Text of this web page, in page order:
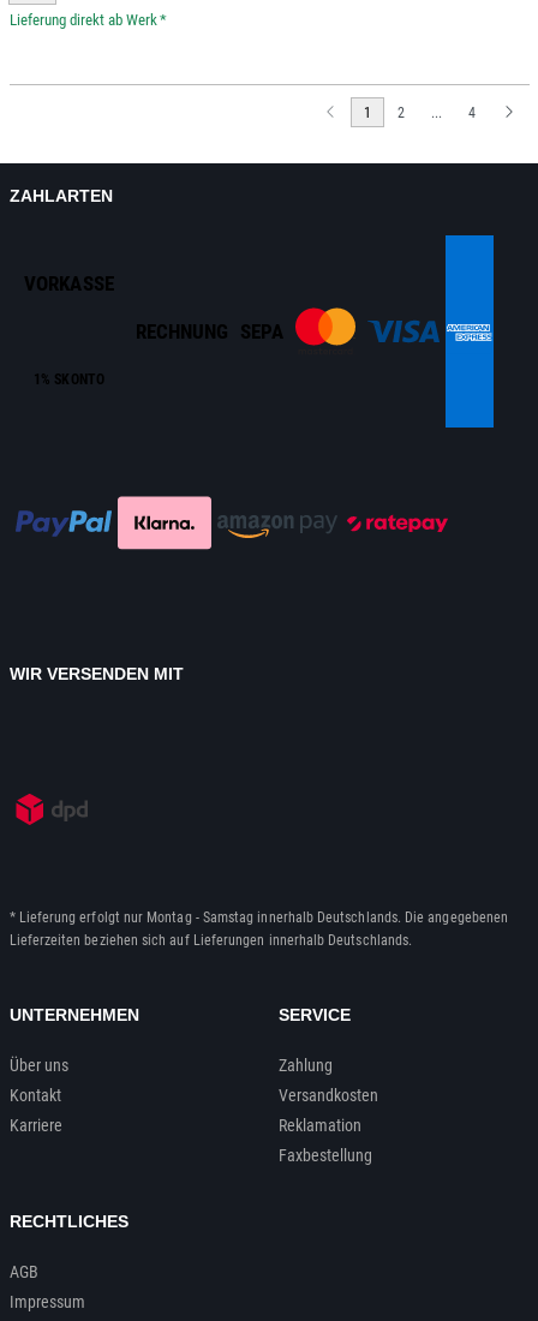
*
1 2 ... 4
ZAHLARTEN
VORKASSE
1% SKONTO
RECHNUNG SEPA
WIR VERSENDEN MIT
* Lieferung erfolgt nur Montag - Samstag innerhalb Deutschlands. Die angegebenen
Lieferzeiten beziehen sich auf Lieferungen innerhalb Deutschlands.
UNTERNEHMEN
Über uns
Kontakt
Karriere
SERVICE
Zahlung
Versandkosten
Reklamation
Faxbestellung
RECHTLICHES
AGB
Impressum